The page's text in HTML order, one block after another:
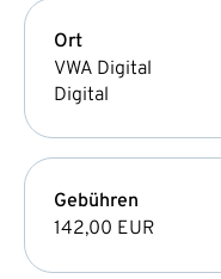
Ort
VWA Digital
Digital
Gebühren
142,00 EUR